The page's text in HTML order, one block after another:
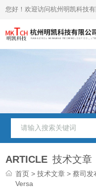
您好！欢迎访问杭州明凯科技有
ARTICLE 技术文章
首页 >技术文章 > 蔡司发
Versa